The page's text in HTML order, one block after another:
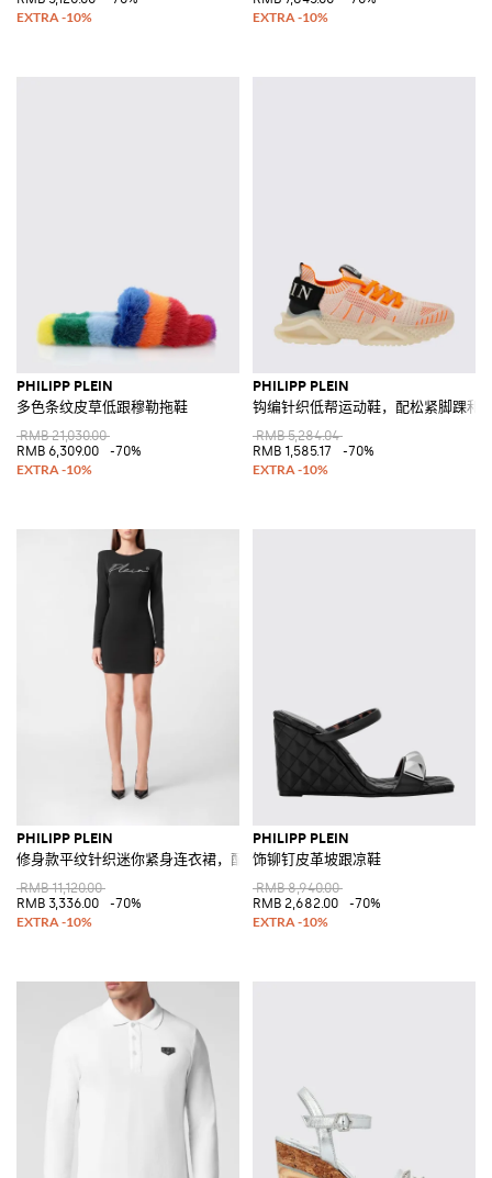
PHILIPP PLEIN
多色条纹皮草低跟穆勒拖鞋
RMB 21,030.00
RMB 6,309.00
-70%
PHILIPP PLEIN
钩编针织低帮运动鞋，配松紧脚踝和
RMB 5,284.04
RMB 1,585.17
-70%
PHILIPP PLEIN
修身款平纹针织迷你紧身连衣裙，配有垫肩
RMB 11,120.00
RMB 3,336.00
-70%
PHILIPP PLEIN
饰铆钉皮革坡跟凉鞋
RMB 8,940.00
RMB 2,682.00
-70%